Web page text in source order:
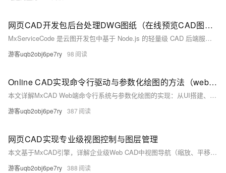
网页CAD开发包后台处理DWG图纸（在线预览CAD图纸）
MxServiceCode 是云图开发包中基于 Node.js 的轻量级 CAD 后端服务，封装 DWG 处理能力，依托 MxFun 引擎、C++ 原生模块与 mxcad 模型，支持格式转换、图框裁剪、图层分析、参数绘图及图纸合并等命令式批量处理，输出标准化 JSON 结果。
游客uqb2obj6pe7ry 98
Online CAD实现命令行驱动与参数化绘图的方法（web dwg edit）
本文详解MxCAD Web端命令行系统与参数化绘图的实现：从UI搭建、事件监听、命令注册到动态执行；涵盖静态写死与动态交互（含`setUserDraw`实时预览）两种绘图模式，助你构建专业级Web CAD交互能力。（239字）
游客uqb2obj6pe7ry 387
网页CAD实现专业级视图控制与图层管理
本文基于MxCAD引擎，详解企业级Web CAD中视图导航（缩放、平移、旋转、黑白显示等）与图层管理（增删改查、状态切换、批量操作、搜索过滤）的完整实现。涵盖底层数据库事务、符号表结构解析及Vue3+TS前端交互，提供可落地的最佳实践方案。（239字）
游客uqb2obj6pe7ry 388